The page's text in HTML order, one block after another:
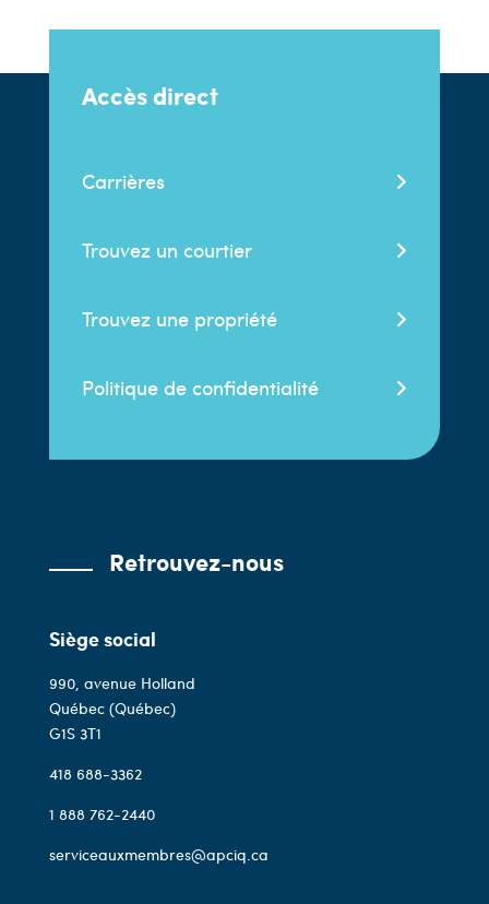
Accès direct
Carrières
Trouvez un courtier
Trouvez une propriété
Politique de confidentialité
Retrouvez-nous
Siège social
990, avenue Holland
Québec (Québec)
G1S 3T1
418 688-3362
1 888 762-2440
serviceauxmembres@apciq.ca